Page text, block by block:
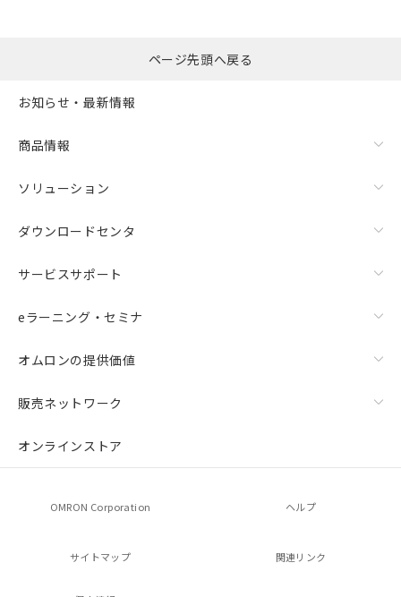
ページ先頭へ戻る
お知らせ・最新情報
商品情報
ソリューション
ダウンロードセンタ
サービスサポート
eラーニング・セミナ
オムロンの提供価値
販売ネットワーク
オンラインストア
OMRON Corporation ヘルプ
サイトマップ 関連リンク